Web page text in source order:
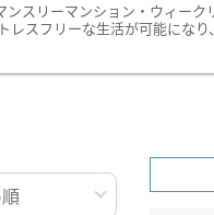
スリーマンション・ウィーク
スフリーな生活が可能にな